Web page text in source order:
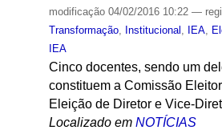
modificação04/02/2016 10:22 —
Transformação, Institucional IEA,
IEA
Cinco docentes, sendo um
constituem a Comissão
Eleição de Diretor e Vice-
Localizado em NOTÍCIAS